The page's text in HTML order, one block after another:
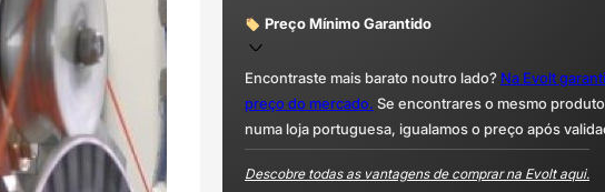
Preço Mínimo Garantido
Encontraste mais barato noutro lado? Na Evolt
preço do mercado. Se encontrares o mesmo
numa loja portuguesa, igualamos o preço após
Descobre todas as vantagens de comprar na Evolt aqui.